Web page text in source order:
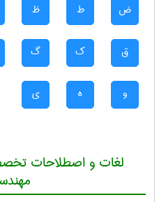
ض ط ظ
ق ک گ
و ه ی
لغات و اصطلاحات